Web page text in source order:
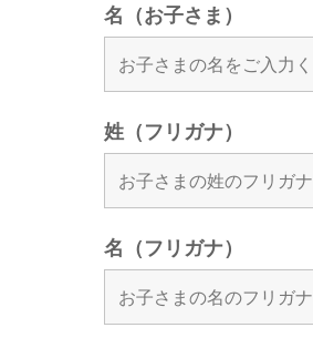
名（お子さま）
姓（フリガナ）
名（フリガナ）